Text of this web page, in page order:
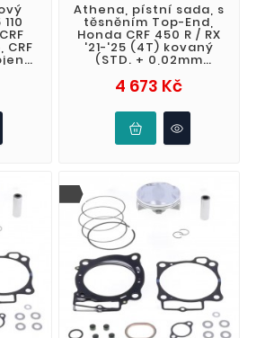
CRF
Athena, pístní sada, s
těsněním Top-End,
Honda CRF 450 R / RX
'21-'25 (4T) kovaný
(STD. + 0,02mm
4 673 KčCena